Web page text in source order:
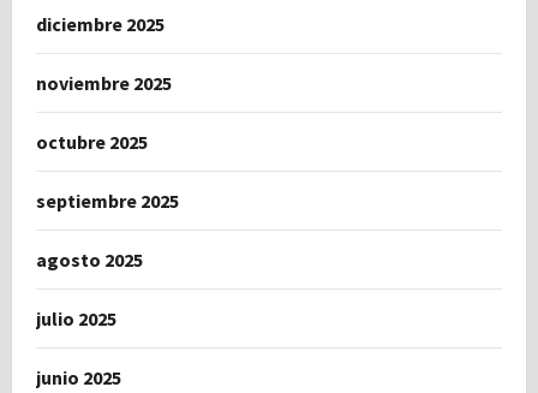
diciembre 2025
noviembre 2025
octubre 2025
septiembre 2025
agosto 2025
julio 2025
junio 2025